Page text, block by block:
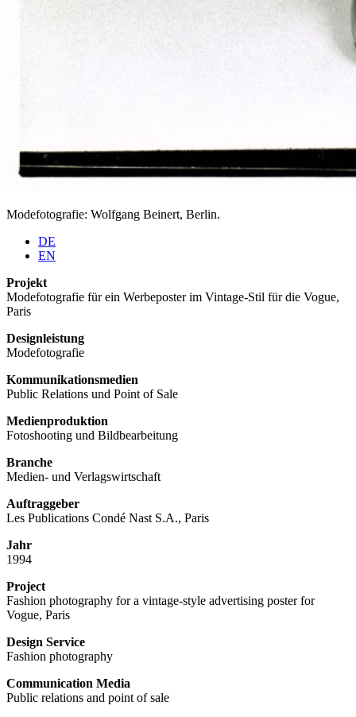
Modefotografie: Wolfgang Beinert, Berlin.
DE
EN
Projekt
Modefotografie für ein Werbeposter im Vintage-Stil für die Vogue,
Paris
Designleistung
Modefotografie
Kommunikationsmedien
Public Relations und Point of Sale
Medienproduktion
Fotoshooting und Bildbearbeitung
Branche
Medien- und Verlagswirtschaft
Auftraggeber
Les Publications Condé Nast S.A., Paris
Jahr
1994
Project
Fashion photography for a vintage-style advertising poster for
Vogue, Paris
Design Service
Fashion photography
Communication Media
Public relations and point of sale